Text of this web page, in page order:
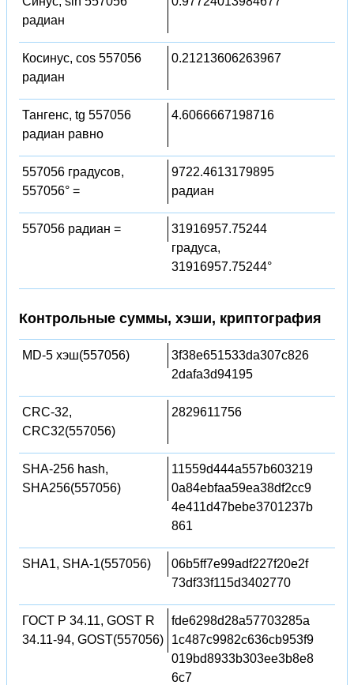
радиан
Косинус, cos 557056
радиан
0.21213606263967
Тангенс, tg 557056
радиан равно
4.6066667198716
557056 градусов,
557056° =
9722.4613179895
радиан
557056 радиан =
31916957.75244
градуса,
31916957.75244°
Контрольные суммы, хэши, криптография
MD-5 хэш(557056)
3f38e651533da307c826
2dafa3d94195
CRC-32,
CRC32(557056)
2829611756
SHA-256 hash,
SHA256(557056)
11559d444a557b603219
0a84ebfaa59ea38df2cc9
4e411d47bebe3701237b
861
SHA1, SHA-1(557056)
06b5ff7e99adf227f20e2f
73df33f115d3402770
ГОСТ Р 34.11, GOST R
34.11-94, GOST(557056)
fde6298d28a57703285a
1c487c9982c636cb953f9
019bd8933b303ee3b8e8
6c7